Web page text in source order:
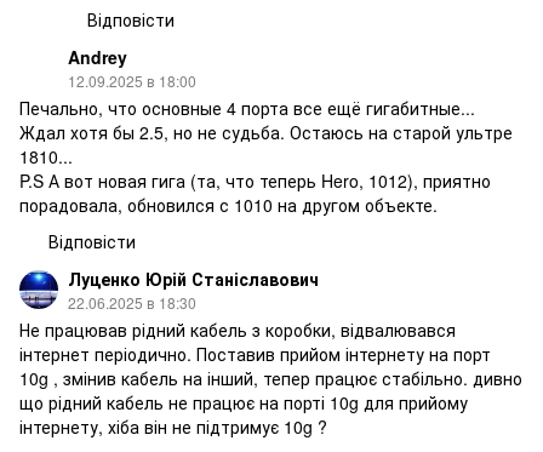
Відповісти
Andrey
12.09.2025 в 18:00
Печально, что основные 4 порта все ещё гигабитные...
Ждал хотя бы 2.5, но не судьба. Остаюсь на старой ультре
1810...
P.S А вот новая гига (та, что теперь Hero, 1012), приятно
порадовала, обновился с 1010 на другом объекте.
Відповісти
Луценко Юрій Станіславович
22.06.2025 в 18:30
Не працював рідний кабель з коробки, відвалювався
інтернет періодично. Поставив прийом інтернету на порт
10g , змінив кабель на інший, тепер працює стабільно. дивно
що рідний кабель не працює на порті 10g для прийому
інтернету, хіба він не підтримує 10g ?